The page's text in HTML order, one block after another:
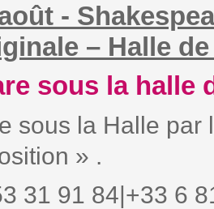
-
– Halle
sous la halle
sous la Halle par
» .
31 91 84|+33 6